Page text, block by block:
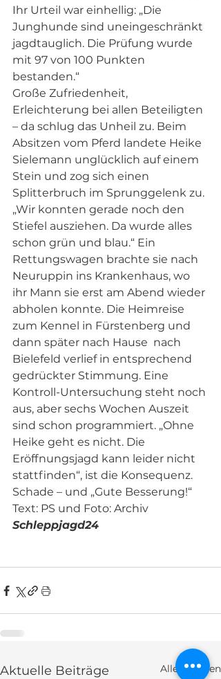
Ihr Urteil war einhellig: „Die
Junghunde sind uneingeschränkt
jagdtauglich. Die Prüfung wurde
mit 97 von 100 Punkten
bestanden.“
Große Zufriedenheit,
Erleichterung bei allen Beteiligten
– da schlug das Unheil zu. Beim
Absitzen vom Pferd landete Heike
Sielemann unglücklich auf einem
Stein und zog sich einen
Splitterbruch im Sprunggelenk zu.
„Wir konnten gerade noch den
Stiefel ausziehen. Da wurde alles
schon grün und blau.“ Ein
Rettungswagen brachte sie nach
Neuruppin ins Krankenhaus, wo
ihr Mann sie erst am Abend wieder
abholen konnte. Die Heimreise
zum Kennel in Fürstenberg und
dann später nach Hause  nach
Bielefeld verlief in entsprechend
gedrückter Stimmung. Eine
Kontroll-Untersuchung steht noch
aus, aber sechs Wochen Auszeit
sind schon programmiert. „Ohne
Heike geht es nicht. Die
Eröffnungsjagd kann leider nicht
stattfinden“, ist die Konsequenz.
Schade – und „Gute Besserung!“
Text: PS und Foto: Archiv
Schleppjagd24
Aktuelle Beiträge Alle ansehen